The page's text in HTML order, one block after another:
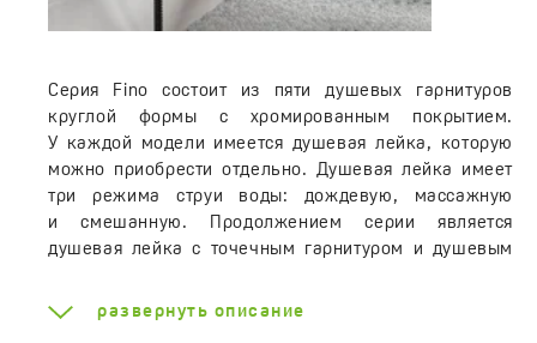
Серия Fino состоит из пяти душевых гарнитуров
круглой формы с хромированным покрытием.
У каждой модели имеется душевая лейка, которую
можно приобрести отдельно. Душевая лейка имеет
три режима струи воды: дождевую, массажную
и смешанную. Продолжением серии является
душевая лейка с точечным гарнитуром и душевым
стойке.
развернуть описание